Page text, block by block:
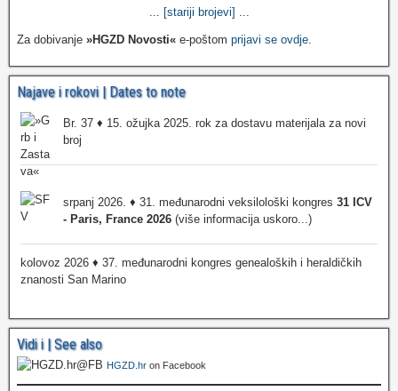
... [stariji brojevi] ...
Za dobivanje »HGZD Novosti« e-poštom prijavi se ovdje.
Najave i rokovi | Dates to note
Br. 37 ♦ 15. ožujka 2025. rok za dostavu materijala za novi
broj
srpanj 2026. ♦ 31. međunarodni veksilološki kongres 31 ICV
- Paris, France 2026 (više informacija uskoro...)
kolovoz 2026 ♦ 37. međunarodni kongres genealoških i heraldičkih
znanosti San Marino
Vidi i | See also
HGZD.hr on Facebook